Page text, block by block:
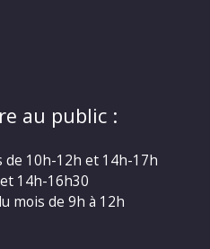
au public :
de 10h-12h et 14h-17h
14h-16h30
mois de 9h à 12h